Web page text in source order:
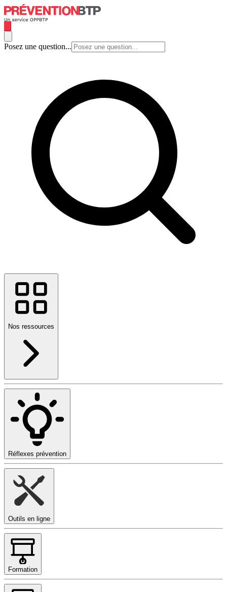
Posez une question...
Nos ressources
Réflexes prévention
Outils en ligne
Formation